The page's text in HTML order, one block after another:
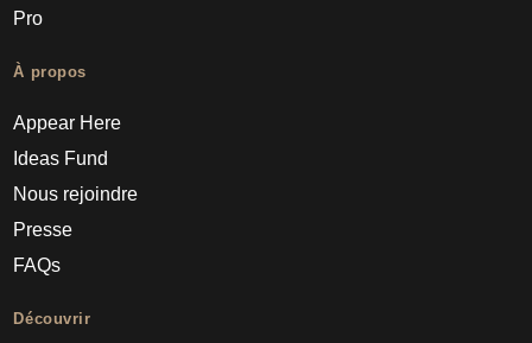
Pro
À propos
Appear Here
Ideas Fund
Nous rejoindre
Presse
FAQs
Découvrir